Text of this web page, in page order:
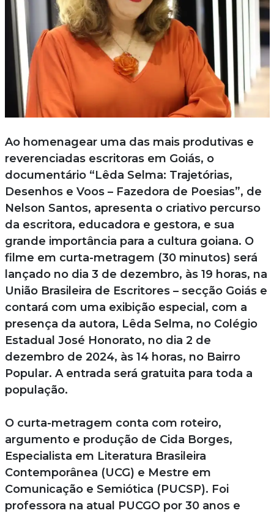
Ao homenagear uma das mais produtivas e
reverenciadas escritoras em Goiás, o
documentário “Lêda Selma: Trajetórias,
Desenhos e Voos – Fazedora de Poesias”, de
Nelson Santos, apresenta o criativo percurso
da escritora, educadora e gestora, e sua
grande importância para a cultura goiana. O
filme em curta-metragem (30 minutos) será
lançado no dia 3 de dezembro, às 19 horas, na
União Brasileira de Escritores – secção Goiás e
contará com uma exibição especial, com a
presença da autora, Lêda Selma, no Colégio
Estadual José Honorato, no dia 2 de
dezembro de 2024, às 14 horas, no Bairro
Popular. A entrada será gratuita para toda a
população.
O curta-metragem conta com roteiro,
argumento e produção de Cida Borges,
Especialista em Literatura Brasileira
Contemporânea (UCG) e Mestre em
Comunicação e Semiótica (PUCSP). Foi
professora na atual PUCGO por 30 anos e